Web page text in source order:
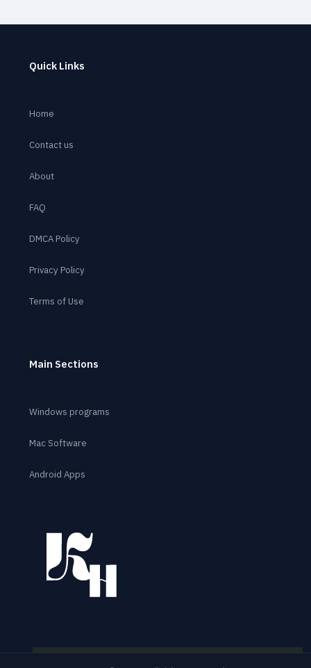
Quick Links
Home
Contact us
About
FAQ
DMCA Policy
Privacy Policy
Terms of Use
Main Sections
Windows programs
Mac Software
Android Apps